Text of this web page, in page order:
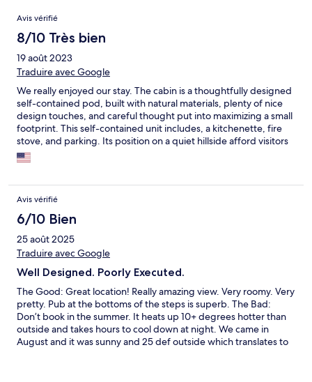
Avis
Avis vérifié
8/10 Très bien
19 août 2023
Traduire avec Google
We really enjoyed our stay. The cabin is a thoughtfully designed
self-contained pod, built with natural materials, plenty of nice
design touches, and careful thought put into maximizing a small
footprint. This self-contained unit includes, a kitchenette, fire
stove, and parking. Its position on a quiet hillside afford visitors
with a gorgeous view of mists rolling down the hills to Loch Awe.
The restaurant at the foot of the hill was excellent, and we were
for anyone who wants something less cookie cutter of a stay.
Avis vérifié
6/10 Bien
25 août 2025
Traduire avec Google
Well Designed. Poorly Executed.
The Good: Great location! Really amazing view. Very roomy. Very
pretty. Pub at the bottoms of the steps is superb. The Bad:
Don’t book in the summer. It heats up 10+ degrees hotter than
outside and takes hours to cool down at night. We came in
August and it was sunny and 25 def outside which translates to